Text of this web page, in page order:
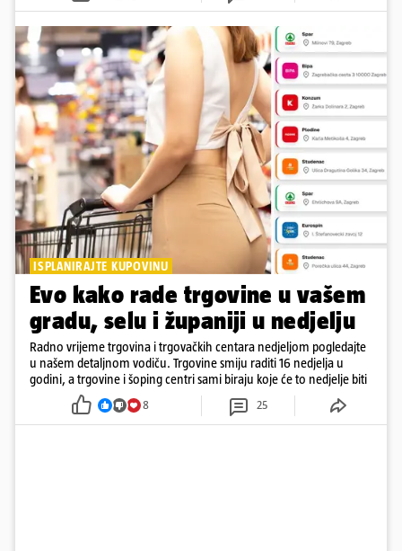
ISPLANIRAJTE KUPOVINU
Evo kako rade trgovine u vašem
gradu, selu i županiji u nedjelju
Radno vrijeme trgovina i trgovačkih centara nedjeljom pogledajte
u našem detaljnom vodiču. Trgovine smiju raditi 16 nedjelja u
godini, a trgovine i šoping centri sami biraju koje će to nedjelje biti
8 25